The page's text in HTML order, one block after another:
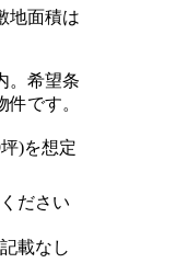
地面積は
。希望条
です。
)を想定
ださい
載なし